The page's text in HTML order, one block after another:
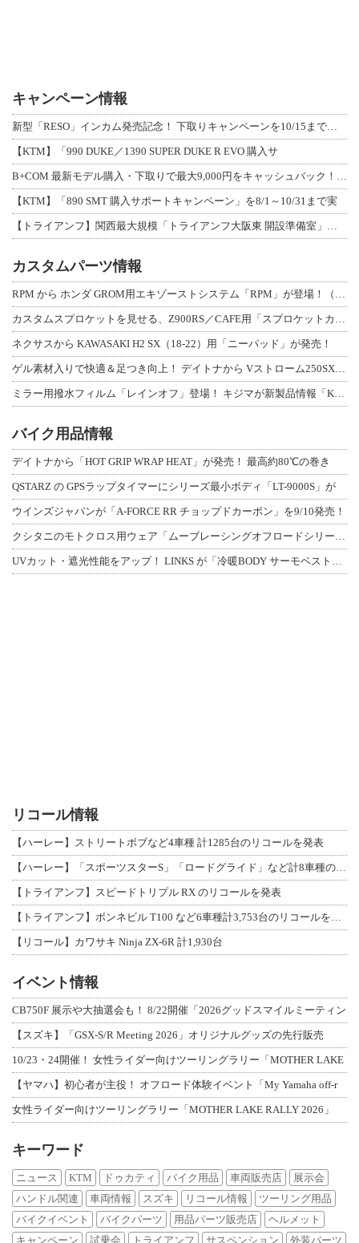
キャンペーン情報
新型「RESO」インカム発売記念！ 下取りキャンペーンを10/15まで延長して開
【KTM】「990 DUKE／1390 SUPER DUKE R EVO 購入サ
B+COM 最新モデル購入・下取りで最大9,000円をキャッシュバック！「B+F
【KTM】「890 SMT 購入サポートキャンペーン」を8/1～10/31まで実
【トライアンフ】関西最大規模「トライアンフ大阪東 開設準備室」がオープン！ 限定
カスタムパーツ情報
RPM から ホンダ GROM用エキゾーストシステム「RPM」が登場！（動画あり
カスタムスプロケットを見せる、Z900RS／CAFE用「スプロケットカバーフルキ
ネクサスから KAWASAKI H2 SX（18-22）用「ニーパッド」が発売！
ゲル素材入りで快適＆足つき向上！ デイトナから Vストローム250SX用「快適ロ
ミラー用撥水フィルム「レインオフ」登場！ キジマが新製品情報「KIJIMA NE
バイク用品情報
デイトナから「HOT GRIP WRAP HEAT」が発売！ 最高約80℃の巻き
QSTARZ の GPSラップタイマーにシリーズ最小ボディ「LT-9000S」が
ウインズジャパンが「A-FORCE RR チョップドカーボン」を9/10発売！
クシタニのモトクロス用ウェア「ムーブレーシングオフロードシリーズ」3アイテムが登
UVカット・遮光性能をアップ！ LINKS が「冷暖BODY サーモベスト」改良
リコール情報
【ハーレー】ストリートボブなど4車種 計1285台のリコールを発表
【ハーレー】「スポーツスターS」「ロードグライド」など計8車種のリコールを発表
【トライアンフ】スピードトリプル RX のリコールを発表
【トライアンフ】ボンネビル T100 など6車種計3,753台のリコールを発表
【リコール】カワサキ Ninja ZX-6R 計1,930台
イベント情報
CB750F 展示や大抽選会も！ 8/22開催「2026グッドスマイルミーティン
【スズキ】「GSX-S/R Meeting 2026」オリジナルグッズの先行販売
10/23・24開催！ 女性ライダー向けツーリングラリー「MOTHER LAKE
【ヤマハ】初心者が主役！ オフロード体験イベント「My Yamaha off-r
女性ライダー向けツーリングラリー「MOTHER LAKE RALLY 2026」
キーワード
ニュース KTM ドゥカティ バイク用品 車両販売店
展示会
ハンドル関連
車両情報 スズキ リコール情報
ツーリング用品
バイクイベント
バイクパーツ 用品パーツ販売店
ヘルメット
キャンペーン
試乗会 トライアンフ サスペンション 外装パーツ